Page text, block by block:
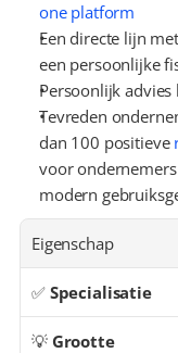
one platform
Een directe lijn
een persoonlijke
Persoonlijk
Tevreden
dan 100 positieve
voor
modern
Eigenschap
✅ Specialisatie
💡 Grootte